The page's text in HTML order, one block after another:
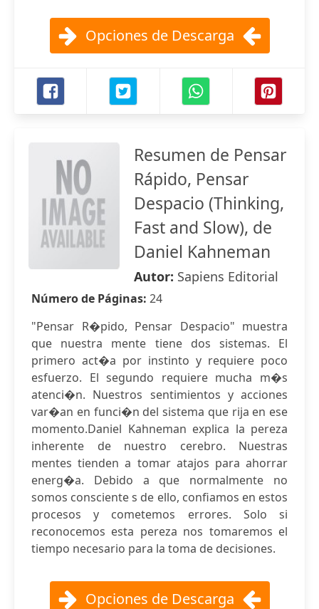
Opciones de Descarga
Resumen de Pensar
Rápido, Pensar
Despacio (Thinking,
Fast and Slow), de
Daniel Kahneman
Autor: Sapiens Editorial
Número de Páginas: 24
"Pensar R�pido, Pensar Despacio" muestra
que nuestra mente tiene dos sistemas. El
primero act�a por instinto y requiere poco
esfuerzo. El segundo requiere mucha m�s
atenci�n. Nuestros sentimientos y acciones
var�an en funci�n del sistema que rija en ese
momento.Daniel Kahneman explica la pereza
inherente de nuestro cerebro. Nuestras
mentes tienden a tomar atajos para ahorrar
energ�a. Debido a que normalmente no
somos consciente s de ello, confiamos en estos
procesos y cometemos errores. Solo si
reconocemos esta pereza nos tomaremos el
tiempo necesario para la toma de decisiones.
Opciones de Descarga